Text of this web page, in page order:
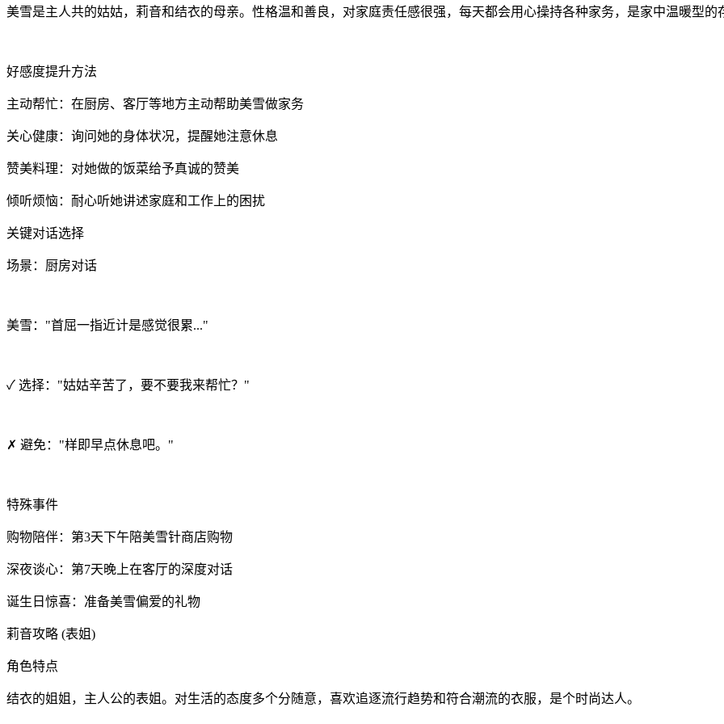
美雪是主人共的姑姑，莉音和结衣的母亲。性格温和善良，对家庭责任感很强，每天都会用心操持各种家务，是家中温暖型的
好感度提升方法
主动帮忙：在厨房、客厅等地方主动帮助美雪做家务
关心健康：询问她的身体状况，提醒她注意休息
赞美料理：对她做的饭菜给予真诚的赞美
倾听烦恼：耐心听她讲述家庭和工作上的困扰
关键对话选择
场景：厨房对话
美雪："首屈一指近计是感觉很累..."
✓ 选择："姑姑辛苦了，要不要我来帮忙？"
✗ 避免："样即早点休息吧。"
特殊事件
购物陪伴：第3天下午陪美雪针商店购物
深夜谈心：第7天晚上在客厅的深度对话
诞生日惊喜：准备美雪偏爱的礼物
莉音攻略 (表姐)
角色特点
结衣的姐姐，主人公的表姐。对生活的态度多个分随意，喜欢追逐流行趋势和符合潮流的衣服，是个时尚达人。